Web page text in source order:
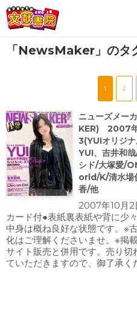
会員登録
「NewsMaker」のタ
1 2
ニューズメー
KER) 2007
3(YUIオリジ
YUI、吉井和
シド/大塚愛/
orld/K/清水場
香/他
2007年10月2
カード付●表紙裏表紙や背に少
中身は概ね良好な状態です。※
化はご理解くださいませ。※掲
サイト販売と併用です。売り
ていただきますので、御了承く